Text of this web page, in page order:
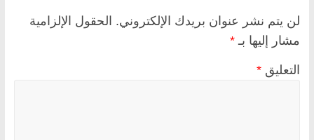
لن يتم نشر عنوان بريدك الإلكتروني. الحقول الإلزامية
مشار إليها بـ *
التعليق *